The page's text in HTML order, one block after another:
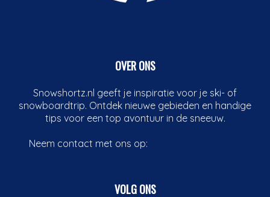
OVER ONS
Snowshortz.nl geeft je inspiratie voor je ski- of
snowboardtrip. Ontdek nieuwe gebieden en handige
tips voor een top avontuur in de sneeuw.
Neem contact met ons op:
VOLG ONS